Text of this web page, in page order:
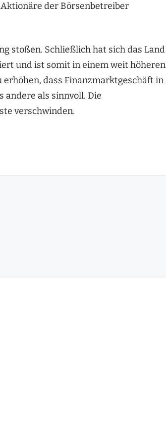
der Börsenbetreiber
stoßen. Schließlich hat sich das Land
und ist somit in einem weit höheren
erhöhen, dass Finanzmarktgeschäft in
andere als sinnvoll. Die
verschwinden.